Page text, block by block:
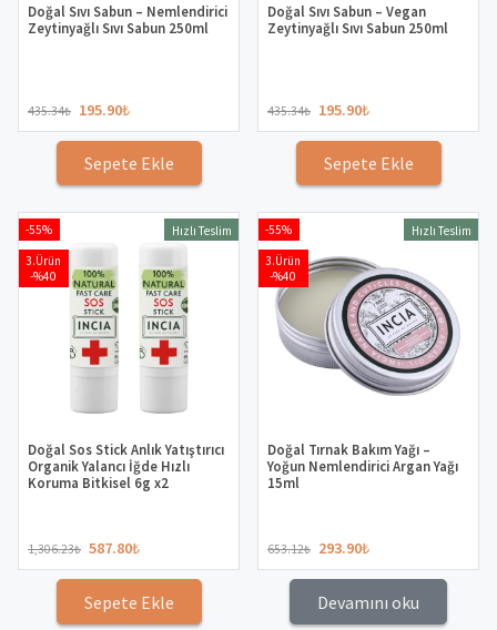
Doğal Sıvı Sabun – Nemlendirici
Zeytinyağlı Sıvı Sabun 250ml
435.34₺ 195.90₺
Sepete Ekle
Doğal Sıvı Sabun – Vegan
Zeytinyağlı Sıvı Sabun 250ml
435.34₺ 195.90₺
Sepete Ekle
-55%
3.Ürün
-%40
Hızlı Teslim
Doğal Sos Stick Anlık Yatıştırıcı
Organik Yalancı İğde Hızlı
Koruma Bitkisel 6g x2
1,306.23₺ 587.80₺
Sepete Ekle
-55%
3.Ürün
-%40
Hızlı Teslim
Doğal Tırnak Bakım Yağı –
Yoğun Nemlendirici Argan Yağı
15ml
653.12₺ 293.90₺
Devamını oku